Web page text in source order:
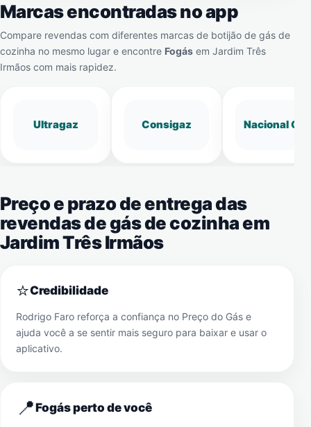
Marcas encontradas no app
Compare revendas com diferentes marcas de botijão de gás de
cozinha no mesmo lugar e encontre Fogás em Jardim Três
Irmãos com mais rapidez.
Ultragaz Consigaz Nacional Gás
Preço e prazo de entrega das
revendas de gás de cozinha em
Jardim Três Irmãos
⭐Credibilidade
Rodrigo Faro reforça a confiança no Preço do Gás e
ajuda você a se sentir mais seguro para baixar e usar o
aplicativo.
📍Fogás perto de você